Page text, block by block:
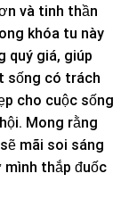
và tinh thần
khóa tu này
quý giá, giúp
sống có trách
cho cuộc sống
Mong rằng
mãi soi sáng
mình thắp đuốc